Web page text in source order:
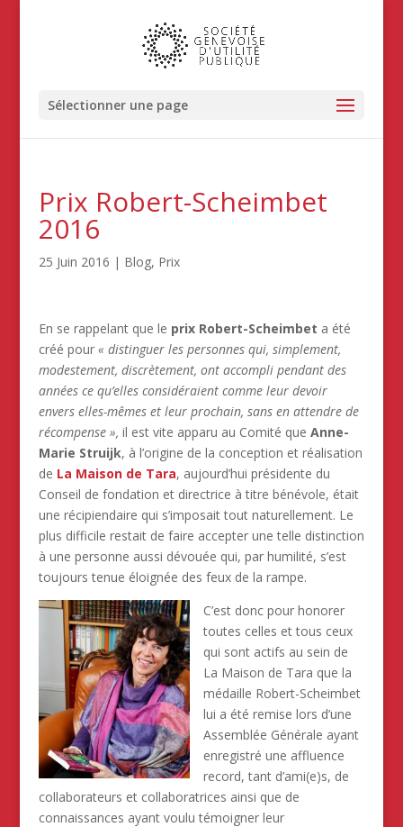
Sélectionner une page
Prix Robert-Scheimbet
2016
25 Juin 2016 | Blog, Prix
En se rappelant que le prix Robert-Scheimbet a été
créé pour « distinguer les personnes qui, simplement,
modestement, discrètement, ont accompli pendant des
années ce qu’elles considéraient comme leur devoir
envers elles-mêmes et leur prochain, sans en attendre de
récompense », il est vite apparu au Comité que Anne-
Marie Struijk, à l’origine de la conception et réalisation
de La Maison de Tara, aujourd’hui présidente du
Conseil de fondation et directrice à titre bénévole, était
une récipiendaire qui s’imposait tout naturellement. Le
plus difficile restait de faire accepter une telle distinction
à une personne aussi dévouée qui, par humilité, s’est
toujours tenue éloignée des feux de la rampe.
C’est donc pour honorer
toutes celles et tous ceux
qui sont actifs au sein de
La Maison de Tara que la
médaille Robert-Scheimbet
lui a été remise lors d’une
Assemblée Générale ayant
enregistré une affluence
record, tant d’ami(e)s, de
collaborateurs et collaboratrices ainsi que de
connaissances ayant voulu témoigner leur